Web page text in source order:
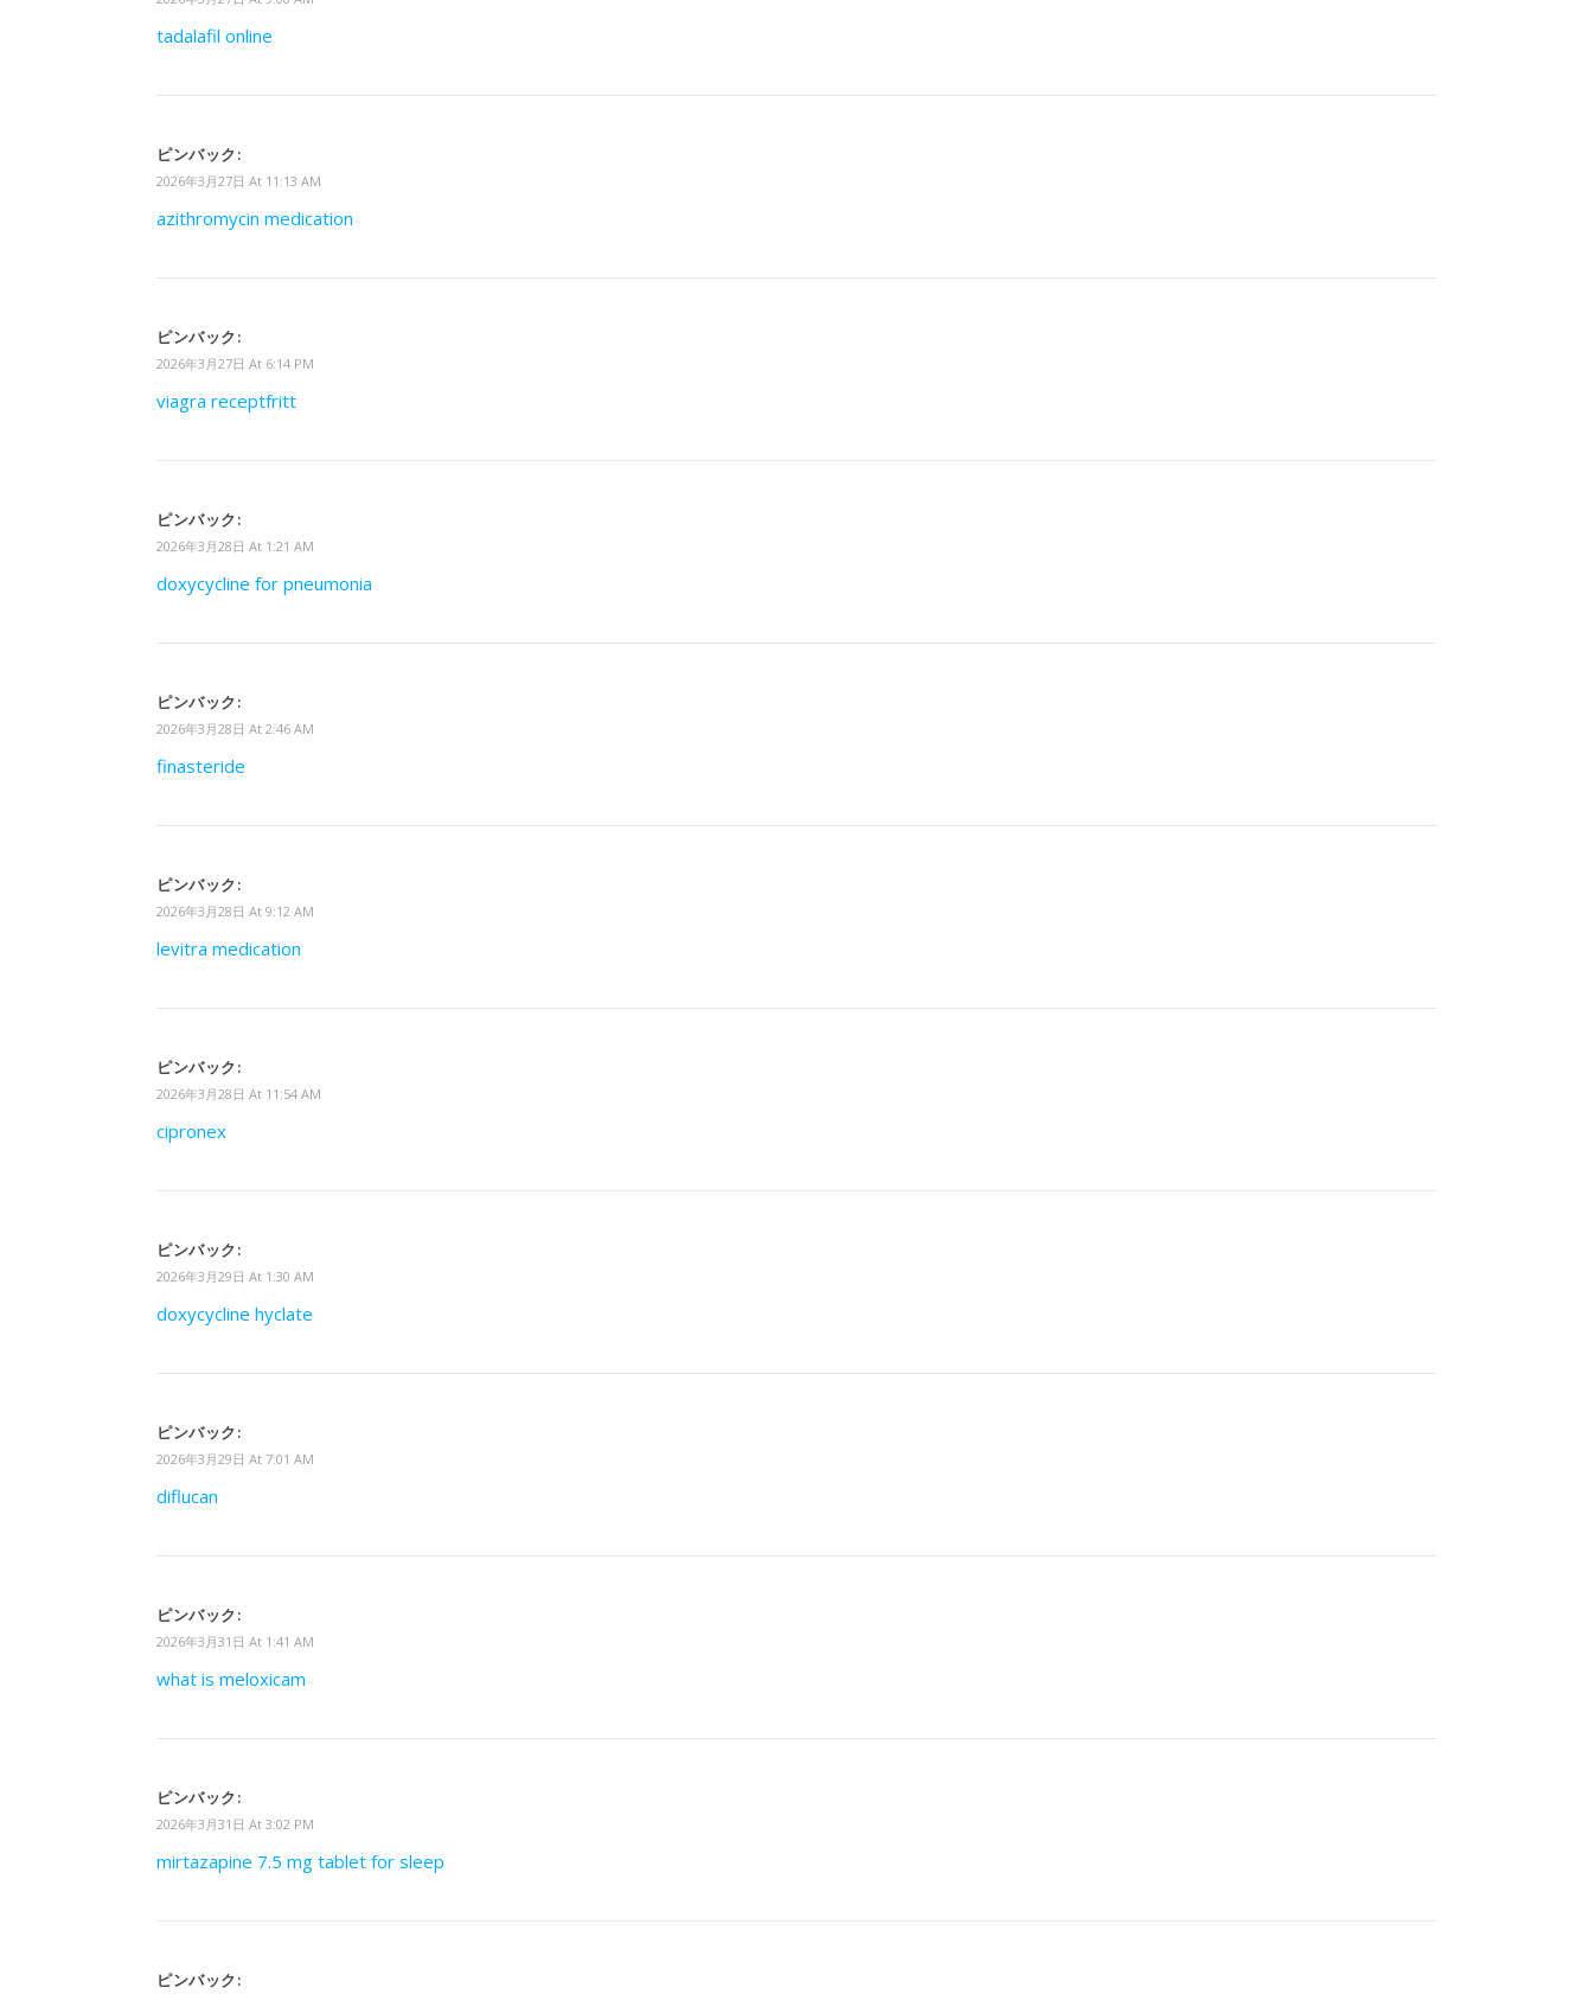
tadalafil online
ピンバック:
2026年3月27日 At 11:13 AM
azithromycin medication
ピンバック:
2026年3月27日 At 6:14 PM
viagra receptfritt
ピンバック:
2026年3月28日 At 1:21 AM
doxycycline for pneumonia
ピンバック:
2026年3月28日 At 2:46 AM
finasteride
ピンバック:
2026年3月28日 At 9:12 AM
levitra medication
ピンバック:
2026年3月28日 At 11:54 AM
cipronex
ピンバック:
2026年3月29日 At 1:30 AM
doxycycline hyclate
ピンバック:
2026年3月29日 At 7:01 AM
diflucan
ピンバック:
2026年3月31日 At 1:41 AM
what is meloxicam
ピンバック:
2026年3月31日 At 3:02 PM
mirtazapine 7.5 mg tablet for sleep
ピンバック: